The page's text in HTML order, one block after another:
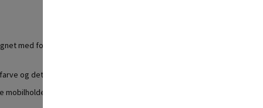
med fokus på både funktionalitet og æstetik, hvilket gør den til
og det elegante design passer perfekt til enhver bilindretning.
kan du nemt navigere, besvare opkald eller lytte til din